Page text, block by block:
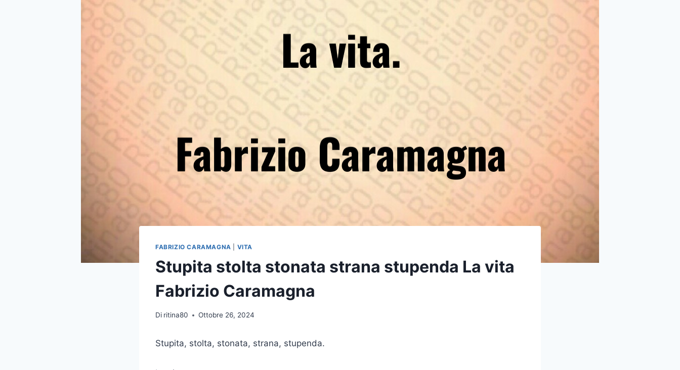
FABRIZIO CARAMAGNA VITA
Stupita stolta stonata strana stupenda La vita
Fabrizio Caramagna
Di ritina80 Ottobre 26, 2024
Stupita, stolta, stonata, strana, stupenda.